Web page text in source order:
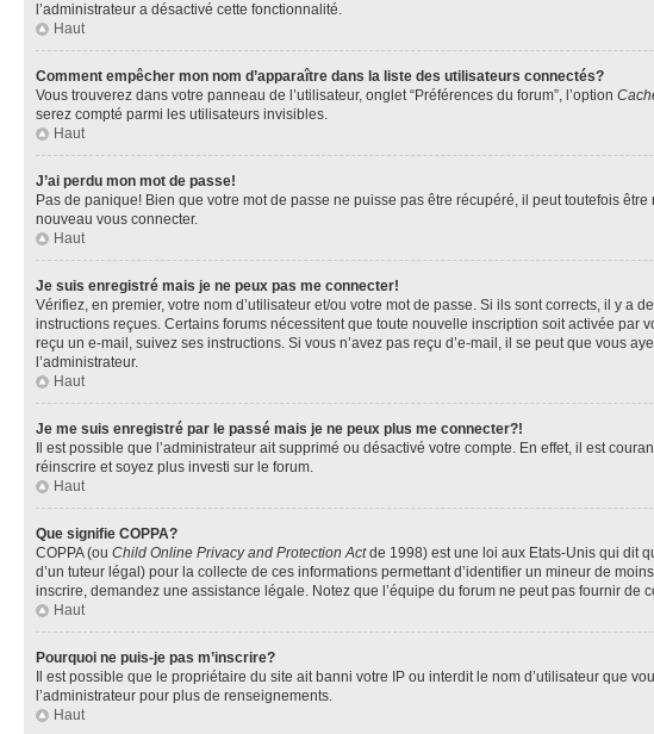
l’administrateur a désactivé cette fonctionnalité.
Haut
Comment empêcher mon nom d’apparaître dans la liste des utilisateurs connectés?
Vous trouverez dans votre panneau de l’utilisateur, onglet “Préférences du forum”, l’option
serez compté parmi les utilisateurs invisibles.
Haut
J’ai perdu mon mot de passe!
Pas de panique! Bien que votre mot de passe ne puisse pas être récupéré, il peut toutefois
nouveau vous connecter.
Haut
Je suis enregistré mais je ne peux pas me connecter!
Vérifiez, en premier, votre nom d’utilisateur et/ou votre mot de passe. Si ils sont corrects, il y
instructions reçues. Certains forums nécessitent que toute nouvelle inscription soit activée par
reçu un e-mail, suivez ses instructions. Si vous n’avez pas reçu d’e-mail, il se peut que vous
l’administrateur.
Haut
Je me suis enregistré par le passé mais je ne peux plus me connecter?!
Il est possible que l’administrateur ait supprimé ou désactivé votre compte. En effet, il est
réinscrire et soyez plus investi sur le forum.
Haut
Que signifie COPPA?
COPPA (ou Child Online Privacy and Protection Actde 1998) est une loi aux Etats-Unis qui dit
d’un tuteur légal) pour la collecte de ces informations permettant d’identifier un mineur de
inscrire, demandez une assistance légale. Notez que l’équipe du forum ne peut pas fournir
Haut
Pourquoi ne puis-je pas m’inscrire?
Il est possible que le propriétaire du site ait banni votre IP ou interdit le nom d’utilisateur que
l’administrateur pour plus de renseignements.
Haut